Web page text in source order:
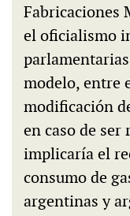
Fabricaciones
el oficialismo
modelo, entre
modificación
en caso de
implicaría el
consumo de
argentinas y